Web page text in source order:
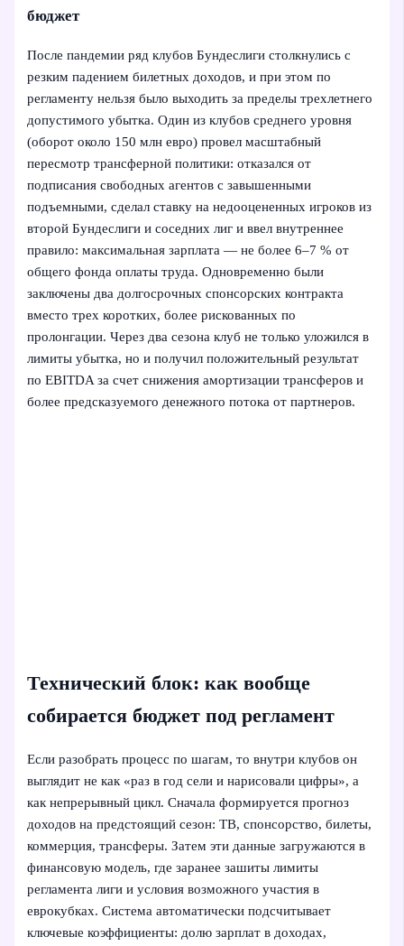
бюджет
После пандемии ряд клубов Бундеслиги столкнулись с
резким падением билетных доходов, и при этом по
регламенту нельзя было выходить за пределы трехлетнего
допустимого убытка. Один из клубов среднего уровня
(оборот около 150 млн евро) провел масштабный
пересмотр трансферной политики: отказался от
подписания свободных агентов с завышенными
подъемными, сделал ставку на недооцененных игроков из
второй Бундеслиги и соседних лиг и ввел внутреннее
правило: максимальная зарплата — не более 6–7 % от
общего фонда оплаты труда. Одновременно были
заключены два долгосрочных спонсорских контракта
вместо трех коротких, более рискованных по
пролонгации. Через два сезона клуб не только уложился в
лимиты убытка, но и получил положительный результат
по EBITDA за счет снижения амортизации трансферов и
более предсказуемого денежного потока от партнеров.
Технический блок: как вообще
собирается бюджет под регламент
Если разобрать процесс по шагам, то внутри клубов он
выглядит не как «раз в год сели и нарисовали цифры», а
как непрерывный цикл. Сначала формируется прогноз
доходов на предстоящий сезон: ТВ, спонсорство, билеты,
коммерция, трансферы. Затем эти данные загружаются в
финансовую модель, где заранее зашиты лимиты
регламента лиги и условия возможного участия в
еврокубках. Система автоматически подсчитывает
ключевые коэффициенты: долю зарплат в доходах,